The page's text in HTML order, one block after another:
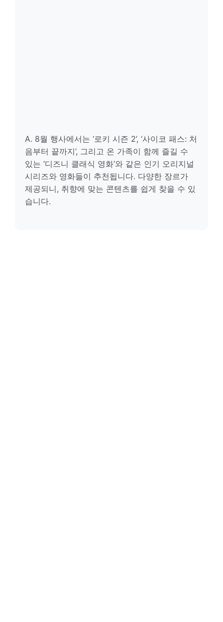
A. 8월 행사에서는 ‘로키 시즌 2’, ‘사이코 패스: 처
음부터 끝까지’, 그리고 온 가족이 함께 즐길 수
있는 ‘디즈니 클래식 영화’와 같은 인기 오리지널
시리즈와 영화들이 추천됩니다. 다양한 장르가
제공되니, 취향에 맞는 콘텐츠를 쉽게 찾을 수 있
습니다.